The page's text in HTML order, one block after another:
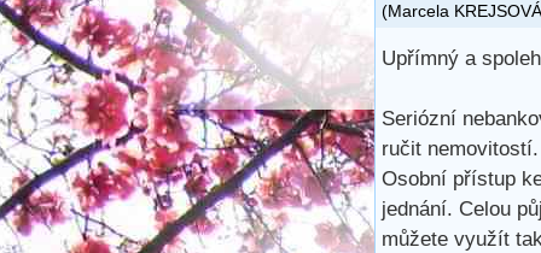
(Marcela KREJSOVÁ
Upřímný a
Seriózní
ručit
Osobní přístup
jednání. Celou
můžete využít